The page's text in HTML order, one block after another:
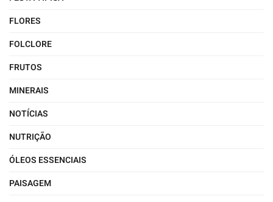
FLORES
FOLCLORE
FRUTOS
MINERAIS
NOTÍCIAS
NUTRIÇÃO
ÓLEOS ESSENCIAIS
PAISAGEM